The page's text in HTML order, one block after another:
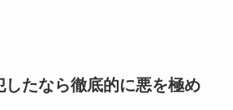
したなら徹底的に悪を極め